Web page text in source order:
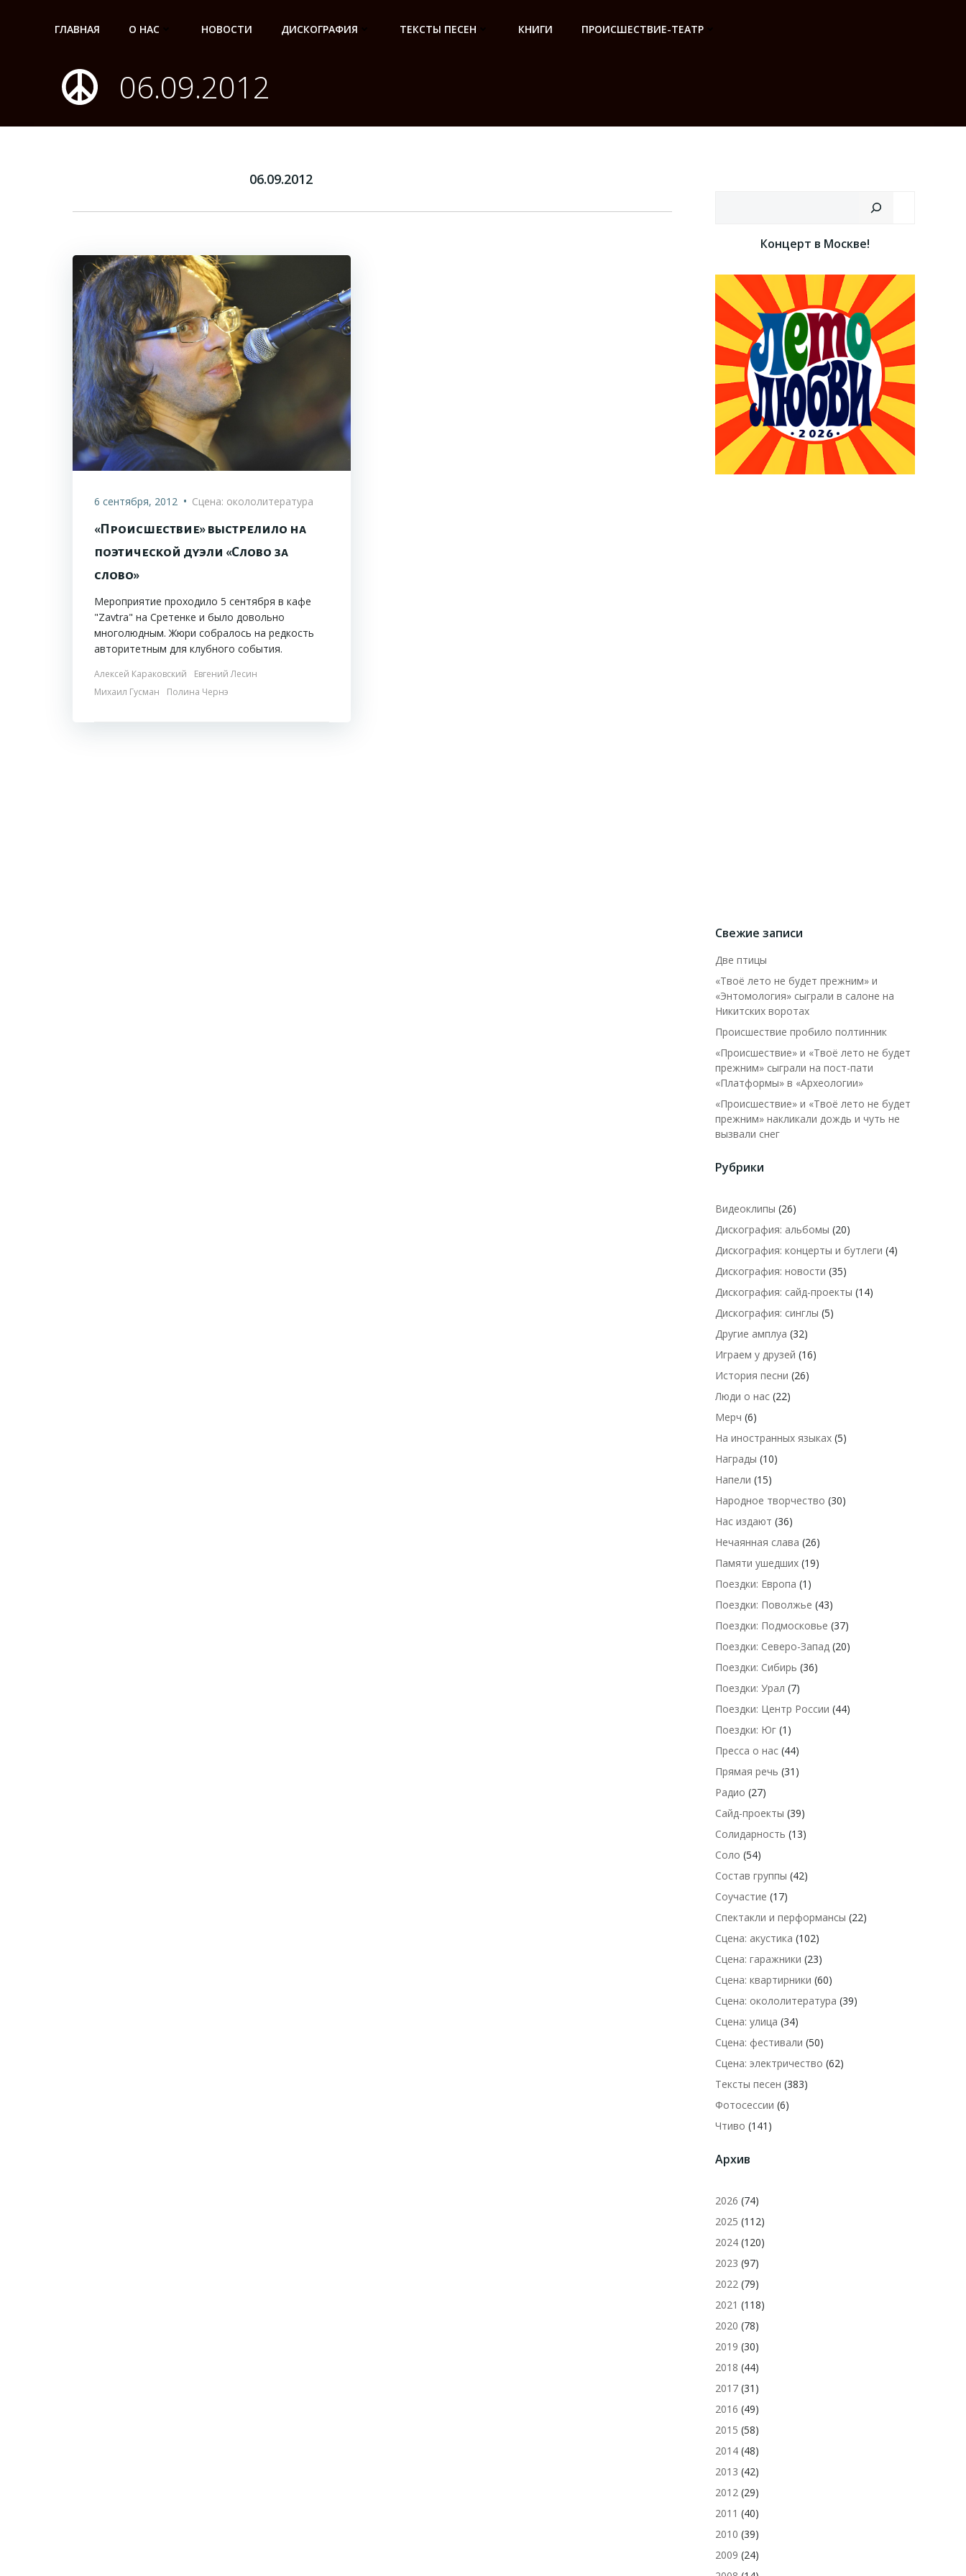
ГЛАВНАЯ О НАС НОВОСТИ ДИСКОГРАФИЯ ТЕКСТЫ ПЕСЕН КНИГИ ПРОИСШЕСТВИЕ-ТЕАТР
06.09.2012
06.09.2012
6 сентября, 2012 • Сцена: окололитература
«Происшествие» выстрелило на
поэтической дуэли «Слово за
слово»
Мероприятие проходило 5 сентября в кафе
"Zavtra" на Сретенке и было довольно
многолюдным. Жюри собралось на редкость
авторитетным для клубного события.
Алексей Караковский
Евгений Лесин
Михаил Гусман
Полина Чернэ
Концерт в Москве!
Свежие записи
Две птицы
«Твоё лето не будет прежним» и
«Энтомология» сыграли в салоне на
Никитских воротах
Происшествие пробило полтинник
«Происшествие» и «Твоё лето не будет
прежним» сыграли на пост-пати
«Платформы» в «Археологии»
«Происшествие» и «Твоё лето не будет
прежним» накликали дождь и чуть не
вызвали снег
Рубрики
Видеоклипы (26)
Дискография: альбомы (20)
Дискография: концерты и бутлеги (4)
Дискография: новости (35)
Дискография: сайд-проекты (14)
Дискография: синглы (5)
Другие амплуа (32)
Играем у друзей (16)
История песни (26)
Люди о нас (22)
Мерч (6)
На иностранных языках (5)
Награды (10)
Напели (15)
Народное творчество (30)
Нас издают (36)
Нечаянная слава (26)
Памяти ушедших (19)
Поездки: Европа (1)
Поездки: Поволжье (43)
Поездки: Подмосковье (37)
Поездки: Северо-Запад (20)
Поездки: Сибирь (36)
Поездки: Урал (7)
Поездки: Центр России (44)
Поездки: Юг (1)
Пресса о нас (44)
Прямая речь (31)
Радио (27)
Сайд-проекты (39)
Солидарность (13)
Соло (54)
Состав группы (42)
Соучастие (17)
Спектакли и перформансы (22)
Сцена: акустика (102)
Сцена: гаражники (23)
Сцена: квартирники (60)
Сцена: окололитература (39)
Сцена: улица (34)
Сцена: фестивали (50)
Сцена: электричество (62)
Тексты песен (383)
Фотосессии (6)
Чтиво (141)
Архив
2026 (74)
2025 (112)
2024 (120)
2023 (97)
2022 (79)
2021 (118)
2020 (78)
2019 (30)
2018 (44)
2017 (31)
2016 (49)
2015 (58)
2014 (48)
2013 (42)
2012 (29)
2011 (40)
2010 (39)
2009 (24)